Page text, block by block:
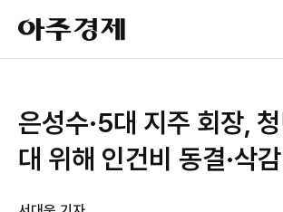
아
주
경
은성수·5대 지주 회장,
대 위해 인건비 동결·삭감